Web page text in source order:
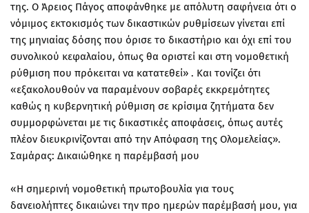
της. Ο Άρειος Πάγος αποφάνθηκε με απόλυτη σαφήνεια ότι ο
νόμιμος εκτοκισμός των δικαστικών ρυθμίσεων γίνεται επί
της μηνιαίας δόσης που όρισε το δικαστήριο και όχι επί του
συνολικού κεφαλαίου, όπως θα οριστεί και στη νομοθετική
ρύθμιση που πρόκειται να κατατεθεί» . Και τονίζει ότι
«εξακολουθούν να παραμένουν σοβαρές εκκρεμότητες
καθώς η κυβερνητική ρύθμιση σε κρίσιμα ζητήματα δεν
συμμορφώνεται με τις δικαστικές αποφάσεις, όπως αυτές
πλέον διευκρινίζονται από την Απόφαση της Ολομελείας».
Σαμάρας: Δικαιώθηκε η παρέμβασή μου
«Η σημερινή νομοθετική πρωτοβουλία για τους
δανειολήπτες δικαιώνει την προ ημερών παρέμβασή μου, για